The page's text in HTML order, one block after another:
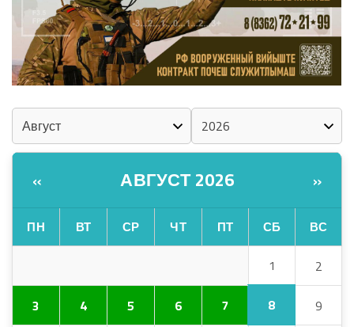
« АВГУСТ 2026 »
ПН ВТ СР ЧТ ПТ СБ ВС
1 2
3 4 5 6 7 8 9